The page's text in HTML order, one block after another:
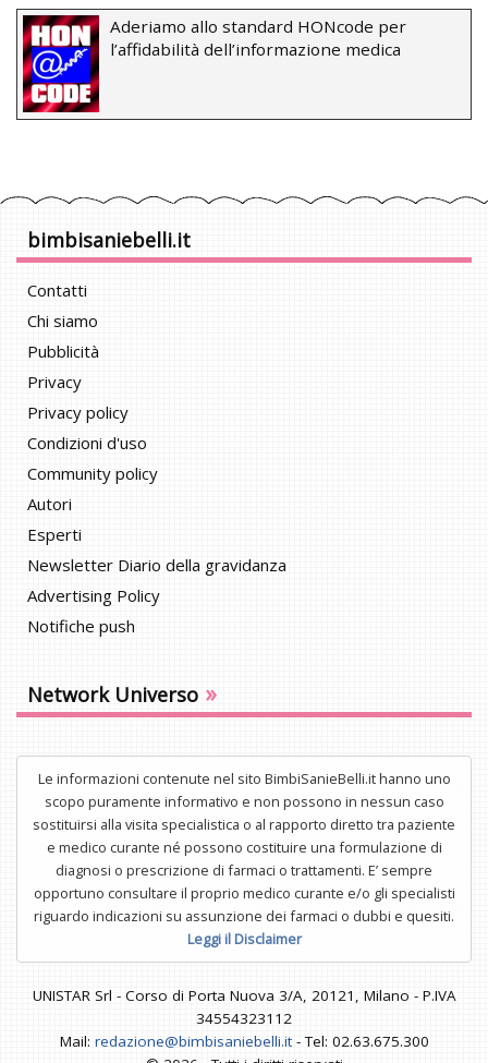
Aderiamo allo standard HONcode per
l’affidabilità dell’informazione medica
bimbisaniebelli.it
Contatti
Chi siamo
Pubblicità
Privacy
Privacy policy
Condizioni d'uso
Community policy
Autori
Esperti
Newsletter Diario della gravidanza
Advertising Policy
Notifiche push
Network Universo »
Le informazioni contenute nel sito BimbiSanieBelli.it hanno uno
scopo puramente informativo e non possono in nessun caso
sostituirsi alla visita specialistica o al rapporto diretto tra paziente
e medico curante né possono costituire una formulazione di
diagnosi o prescrizione di farmaci o trattamenti. E’ sempre
opportuno consultare il proprio medico curante e/o gli specialisti
riguardo indicazioni su assunzione dei farmaci o dubbi e quesiti.
Leggi il Disclaimer
UNISTAR Srl - Corso di Porta Nuova 3/A, 20121, Milano - P.IVA
34554323112
Mail: redazione@bimbisaniebelli.it- Tel: 02.63.675.300